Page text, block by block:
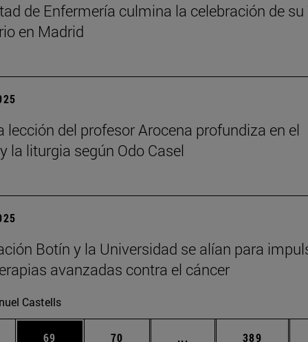
de Enfermería culmina la celebración de su
en Madrid
lección del profesor Arocena profundiza en el
la liturgia según Odo Casel
Botín y la Universidad se alían para
avanzadas contra el cáncer
Castells
Use TAB para desplazarse.
Página
69 Página
70 ... Páginas intermedias
Página
389